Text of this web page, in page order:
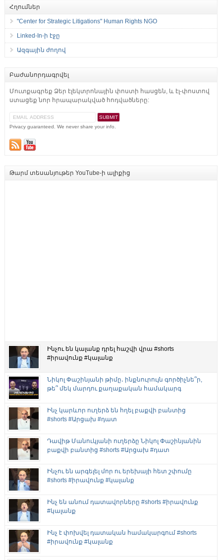
Հղումներ
"Center for Strategic Litigations" Human Rights NGO
Linked-In-ի էջը
Ազգային ժողով
Բաժանորդագրվել
Մուտքագրեք Ձեր էլեկտրոնային փոստի հասցեն, և էլ-փոստով
ստացեք նոր հրապարակված հոդվածները:
Privacy guaranteed. We never share your info.
Թարմ տեսանյութեր YouTube-ի ալիքից
Ինչու են կալանք դրել հաշվի վրա #shorts
#իրավունք #կալանք
Նիկոլ Փաշինյանի թիմը․ ինքնուրույն գործիչնե՞ր,
թե՞ մեկ մարդու քաղաքական համակարգ
Ինչ կարևոր ուղերձ են հղել բաքվի բանտից
#shorts #Արցախ #դատ
Դավիթ Մանուկյանի ուղերձը Նիկոլ Փաշինյանին
բաքվի բանտից #shorts #Արցախ #դատ
Ինչու են արգելել մոր ու երեխայի հետ շփումը
#shorts #իրավունք #կալանք
Ինչ են անում դատավորները #shorts #իրավունք
#կալանք
Ինչ է փոխվել դատական համակարգում #shorts
#իրավունք #կալանք